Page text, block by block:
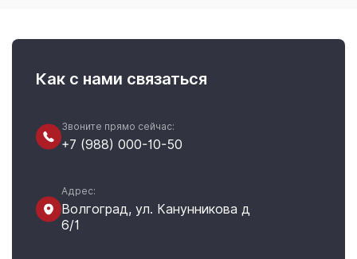
Как с нами связаться
Звоните прямо сейчас:
+7 (988) 000-10-50
Адрес:
Волгоград, ул. Канунникова д
6/1